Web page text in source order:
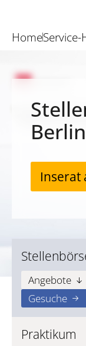
Home
Inserat
Angebote
Gesuche
Praktikum